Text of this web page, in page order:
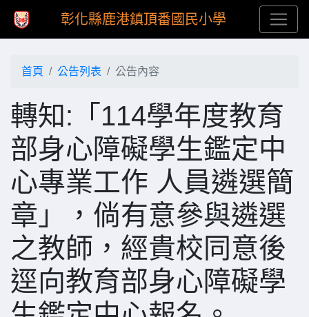
彰化縣鹿港鎮頂番國民小學
首頁 公告列表 公告內容
轉知:「114學年度教育
部身心障礙學生鑑定中
心專業工作 人員遴選簡
章」，倘有意參與遴選
之教師，經貴校同意後
逕向教育部身心障礙學